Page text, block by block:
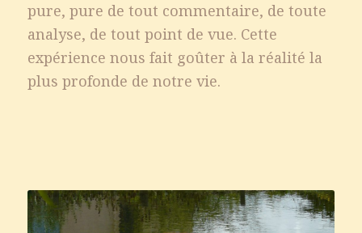
pure, pure de tout commentaire, de toute
analyse, de tout point de vue. Cette
expérience nous fait goûter à la réalité la
plus profonde de notre vie.